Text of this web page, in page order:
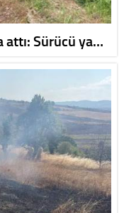
attı: Sürücü ya…